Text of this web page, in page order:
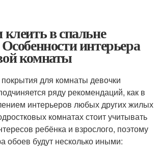
в спальне
интерьера
комнаты
для комнаты девочки
ряду рекомендаций, как в
интерьеров любых других жилых
комнатах стоит учитывать
ребёнка и взрослого, поэтому
обоев будут несколько иными: